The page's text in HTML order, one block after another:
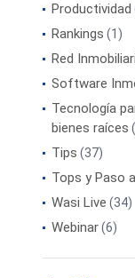
Productividad
Rankings (1)
Red
Software
Tecnología
bienes raíces
Tips (37)
Tops y Paso
Wasi Live (34)
Webinar(6)